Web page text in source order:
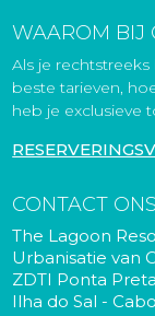
WAAROM BIJ
Als je
beste tarieven,
heb je exclusieve
CONTACT ONS
The Lagoon
Urbanisatie van
ZDTI Ponta Preta,
Ilha do Sal -